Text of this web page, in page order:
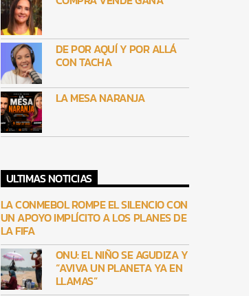
DE POR AQUÍ Y POR ALLÁ
CON TACHA
LA MESA NARANJA
ULTIMAS NOTICIAS
LA CONMEBOL ROMPE EL SILENCIO CON
UN APOYO IMPLÍCITO A LOS PLANES DE
LA FIFA
ONU: EL NIÑO SE AGUDIZA Y
“AVIVA UN PLANETA YA EN
LLAMAS”